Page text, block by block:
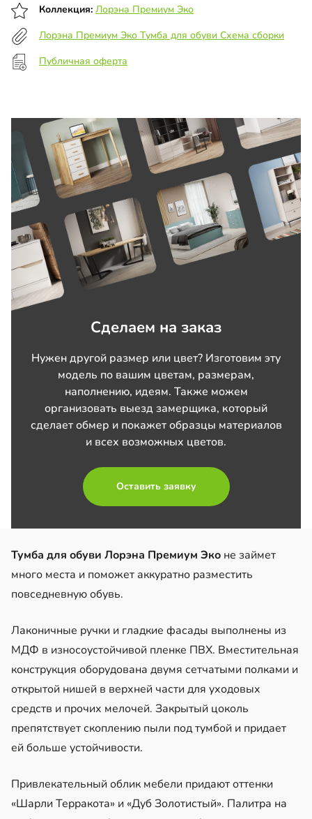
Коллекция: Лорэна Премиум Эко
Лорэна Премиум Эко Тумба для обуви Схема сборки
Публичная оферта
Сделаем на заказ
Нужен другой размер или цвет? Изготовим эту
модель по вашим цветам, размерам,
наполнению, идеям. Также можем
организовать выезд замерщика, который
сделает обмер и покажет образцы материалов
и всех возможных цветов.
Оставить заявку
Тумба для обуви Лорэна Премиум Эко не займет
много места и поможет аккуратно разместить
повседневную обувь.
Лаконичные ручки и гладкие фасады выполнены из
МДФ в износоустойчивой пленке ПВХ. Вместительная
конструкция оборудована двумя сетчатыми полками и
открытой нишей в верхней части для уходовых
средств и прочих мелочей. Закрытый цоколь
препятствует скоплению пыли под тумбой и придает
ей больше устойчивости.
Привлекательный облик мебели придают оттенки
«Шарли Терракота» и «Дуб Золотистый». Палитра на